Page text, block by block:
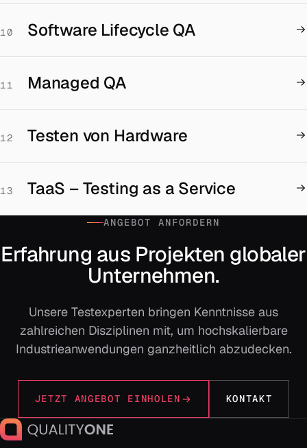
10 Software Lifecycle QA
11 Managed QA
12 Testen von Hardware
13 TaaS – Testing as a Service
ANGEBOT ANFORDERN
Erfahrung aus Projekten globaler
Unternehmen.
Unsere Testexperten bringen Kenntnisse aus
zahlreichen Disziplinen mit, um hochskalierbare
Industrieanwendungen ganzheitlich abzudecken.
JETZT ANGEBOT EINHOLEN KONTAKT